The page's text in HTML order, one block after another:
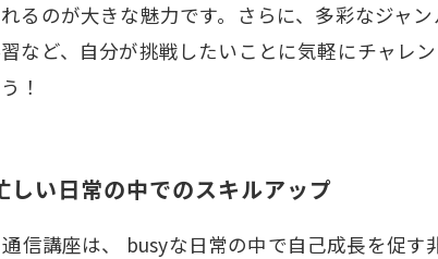
るのが大きな魅力です。さらに、多彩なジャ
など、自分が挑戦したいことに気軽にチャレ
！
しい日常の中でのスキルアップ
信講座は、 busyな日常の中で自己成長を促